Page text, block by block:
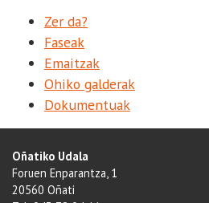
Zer da?
Faseak
Emaitzak
Ohiko galderak
Dokumentuak
Oñatiko Udala
Foruen Enparantza, 1
20560 Oñati